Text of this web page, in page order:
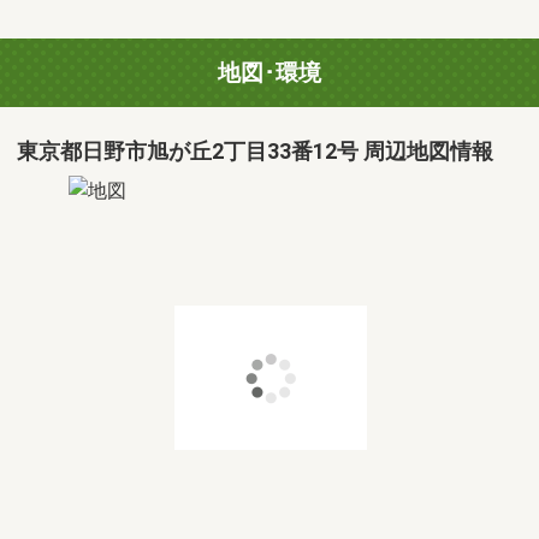
地図･環境
東京都日野市旭が丘2丁目33番12号 周辺地図情報